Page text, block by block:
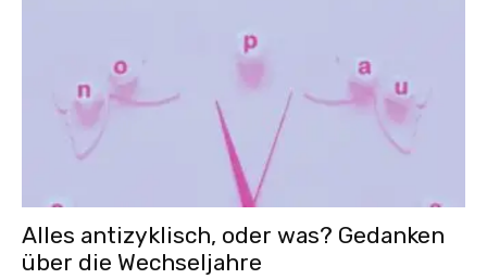
Alles antizyklisch, oder was? Gedanken
über die Wechseljahre